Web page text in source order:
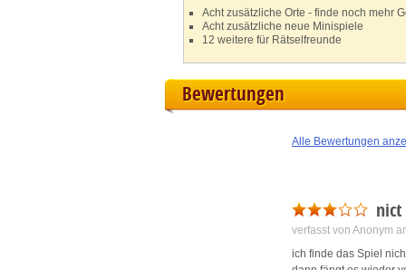
Acht zusätzliche Orte - finde noch mehr
Acht zusätzliche neue Minispiele
12 weitere für Rätselfreunde
Bewertungen
Alle Bewertungen
verfasst von Anonym
ich finde das Spiel